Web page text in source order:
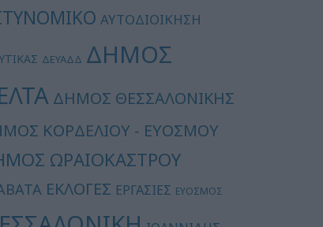
ΑΥΤΟΔΙΟΙΚΗΣΗ
ΔΕΥΑΔΔ ΔΗΜΟΣ
ΔΗΜΟΣ ΘΕΣΣΑΛΟΝΙΚΗΣ
ΚΟΡΔΕΛΙΟΥ - ΕΥΟΣΜΟΥ
ΩΡΑΙΟΚΑΣΤΡΟΥ
ΕΚΛΟΓΕΣ ΕΡΓΑΣΙΕΣ ΕΥΟΣΜΟΣ